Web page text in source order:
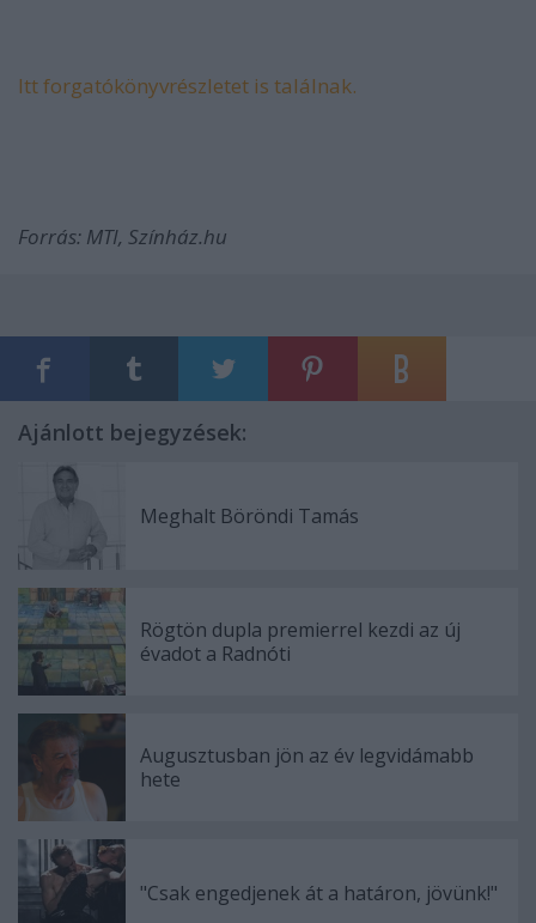
Itt forgatókönyvrészletet is találnak.
Forrás: MTI, Színház.hu
Ajánlott bejegyzések:
Meghalt Böröndi Tamás
Rögtön dupla premierrel kezdi az új
évadot a Radnóti
Augusztusban jön az év legvidámabb
hete
"Csak engedjenek át a határon, jövünk!"